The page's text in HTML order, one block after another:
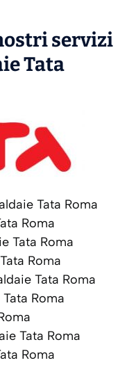
servizi
Tata
Tata Roma
Roma
Tata Roma
Roma
Tata Roma
Roma
Tata Roma
Roma